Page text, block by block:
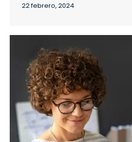
22 febrero, 2024